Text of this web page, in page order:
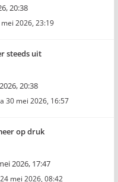
20:38
2026, 23:19
steeds uit
20:38
30 mei 2026, 16:57
op druk
2026, 17:47
mei 2026, 08:42